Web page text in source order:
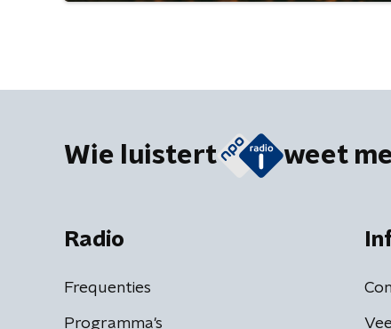
Wie luistert weet
Radio
Frequenties
Programma's